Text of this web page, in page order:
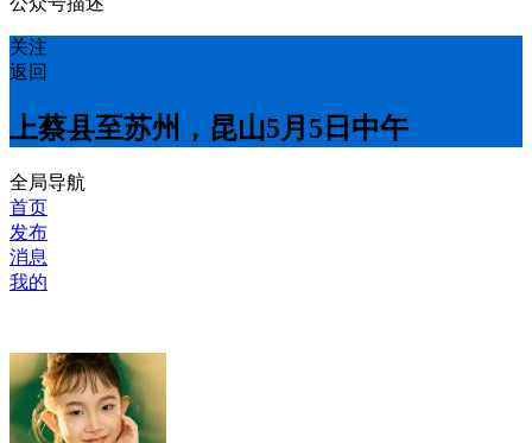
关注
返回
上蔡县至苏州，昆山5月5日中午
全局导航
首页
发布
消息
我的